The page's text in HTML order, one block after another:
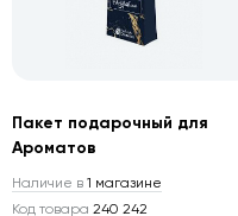
Пакет подарочный для
Ароматов
Наличие в 1 магазине
Код товара 240 242